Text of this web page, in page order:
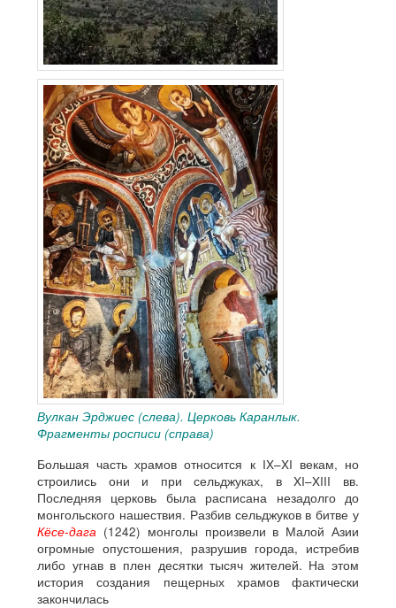
Вулкан Эрджиес (слева). Церковь Каранлык.
Фрагменты росписи (справа)
Большая часть храмов относится к IX–XI векам, но
строились они и при сельджуках, в XI–XIII вв.
Последняя церковь была расписана незадолго до
монгольского нашествия. Разбив сельджуков в битве у
Кёсе-дага (1242) монголы произвели в Малой Азии
огромные опустошения, разрушив города, истребив
либо угнав в плен десятки тысяч жителей. На этом
история создания пещерных храмов фактически
закончилась